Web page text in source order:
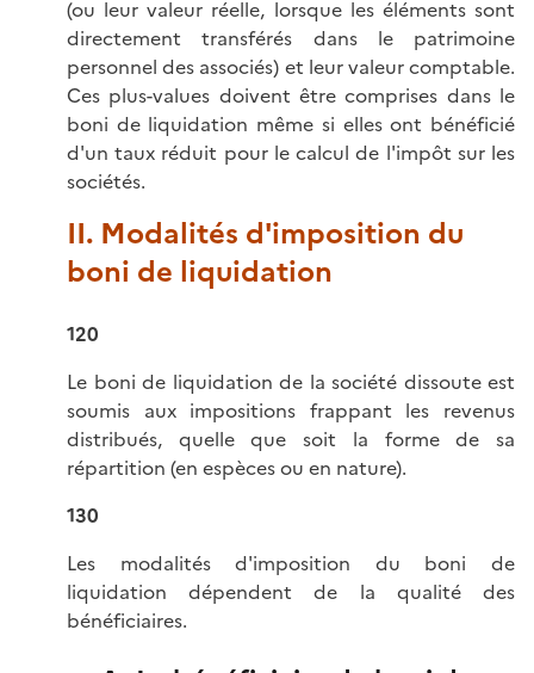
(ou leur valeur réelle, lorsque les éléments sont
directement transférés dans le patrimoine
personnel des associés) et leur valeur comptable.
Ces plus-values doivent être comprises dans le
boni de liquidation même si elles ont bénéficié
d'un taux réduit pour le calcul de l'impôt sur les
sociétés.
II. Modalités d'imposition du
boni de liquidation
120
Le boni de liquidation de la société dissoute est
soumis aux impositions frappant les revenus
distribués, quelle que soit la forme de sa
répartition (en espèces ou en nature).
130
Les modalités d'imposition du boni de
liquidation dépendent de la qualité des
bénéficiaires.